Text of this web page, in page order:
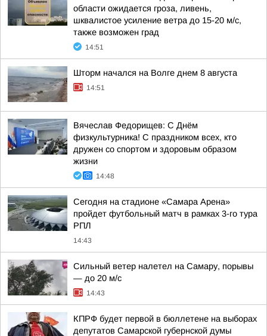
области ожидается гроза, ливень,
шквалистое усиление ветра до 15-20 м/с,
также возможен град
14:51
Шторм начался на Волге днем 8 августа
14:51
Вячеслав Федорищев: С Днём
физкультурника! С праздником всех, кто
дружен со спортом и здоровым образом
жизни
14:48
Сегодня на стадионе «Самара Арена»
пройдет футбольный матч в рамках 3-го тура
РПЛ
14:43
Сильный ветер налетел на Самару, порывы
— до 20 м/с
14:43
КПРФ будет первой в бюллетене на выборах
депутатов Самарской губернской думы